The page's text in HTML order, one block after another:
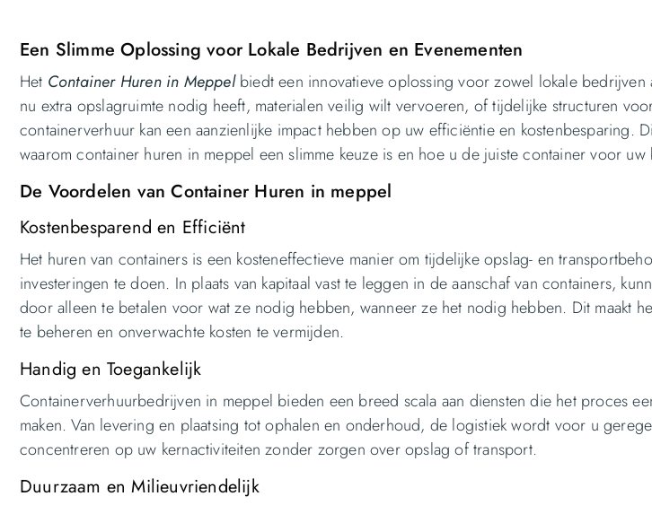
Een Slimme Oplossing voor Lokale Bedrijven en Evenementen
Het Container Huren in Meppelbiedt een innovatieve oplossing voor zowel lokale bedrijven
nu extra opslagruimte nodig heeft, materialen veilig wilt vervoeren, of tijdelijke structuren
containerverhuur kan een aanzienlijke impact hebben op uw efficiëntie en kostenbesparing.
waarom container huren in meppel een slimme keuze is en hoe u de juiste container voor uw
De Voordelen van Container Huren in meppel
Kostenbesparend en Efficiënt
Het huren van containers is een kosteneffectieve manier om tijdelijke opslag- en
investeringen te doen. In plaats van kapitaal vast te leggen in de aanschaf van containers,
door alleen te betalen voor wat ze nodig hebben, wanneer ze het nodig hebben. Dit maakt
te beheren en onverwachte kosten te vermijden.
Handig en Toegankelijk
Containerverhuurbedrijven in meppel bieden een breed scala aan diensten die het proces
maken. Van levering en plaatsing tot ophalen en onderhoud, de logistiek wordt voor u
concentreren op uw kernactiviteiten zonder zorgen over opslag of transport.
Duurzaam en Milieuvriendelijk